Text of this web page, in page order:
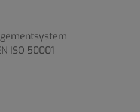
ISO 50001